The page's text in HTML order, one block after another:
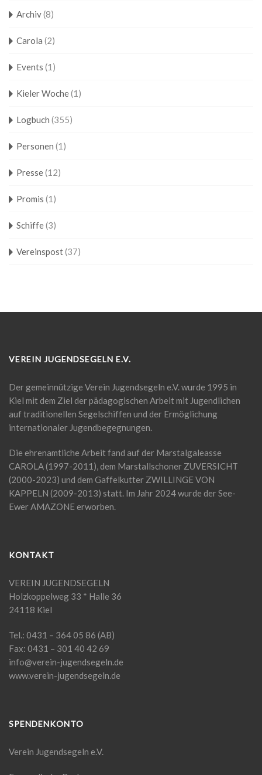
Archiv(8)
Carola (2)
Events (1)
Kieler Woche(1)
Logbuch (355)
Personen (1)
Presse(12)
Promis (1)
Schiffe(3)
Vereinspost(37)
VEREIN JUGENDSEGELN E.V.
Der gemeinnützige Verein Jugendsegeln e.V. wurde 1995 in
Kiel mit dem Ziel der pädagogischen Arbeit mit Jugendlichen
auf traditionellen Segelschiffen und der Ermöglichung
internationaler Jugendbegegnungen.
Die ehrenamtliche Arbeit fand auf der Marstalgaleasse
CAROLA (1997-2011), dem Marstallschoner ZUVERSICHT
(2000-2023) und dem Gaffelkutter ZWILLINGE VON
KAPPELN (2009-2013) statt. Im Jahr 2024 wurde der See-
Ewer AMAZONE erworben.
KONTAKT
VEREIN JUGENDSEGELN
Holzkoppelweg 33 * Halle 36
24118 Kiel
Tel.: 0431 – 364 05 86 (AB)
Fax: 0431 – 301 40 42 69
info@verein-jugendsegeln.de
www.verein-jugendsegeln.de
SPENDENKONTO
Verein Jugendsegeln e.V.